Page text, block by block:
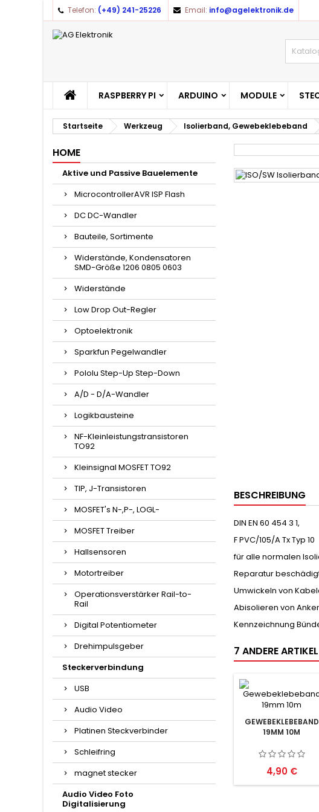
Telefon: (+49) 241-25226 Email: info@agelektronik.de
RASPBERRY PI ARDUINO MODULE
Startseite Werkzeug Isolierband, Gewebeklebeband
HOME
Aktive und Passive Bauelemente
MicrocontrollerAVR ISP Flash
DC DC-Wandler
Bauteile, Sortimente
Widerstände, Kondensatoren
SMD-Größe 1206 0805 0603
Widerstände
Low Drop Out-Regler
Optoelektronik
Sparkfun Pegelwandler
Pololu Step-Up Step-Down
A/D - D/A-Wandler
Logikbausteine
NF-Kleinleistungstransistoren
TO92
Kleinsignal MOSFET TO92
TIP, J-Transistoren
MOSFET's N-,P-, LOGL-
MOSFET Treiber
Hallsensoren
Motortreiber
Operationsverstärker Rail-to-
Rail
Digital Potentiometer
Drehimpulsgeber
Steckerverbindung
USB
Audio Video
Platinen Steckverbinder
Schleifring
magnet stecker
Audio Video Foto
Digitalisierung
BESCHREIBUNG
DIN EN 60 454 3 1,
F PVC/105/A Tx Typ 10
für alle normalen
Reparatur
Umwickeln von
Abisolieren von
Kennzeichnung
7 ANDERE
GEWEBEKLEBEBAND
19MM 10M
Preis
4,90 €